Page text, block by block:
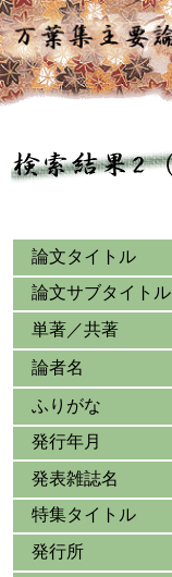
論文タイトル
論文サブタイトル
単著／共著
論者名
ふりがな
発行年月
発表雑誌名
特集タイトル
発行所